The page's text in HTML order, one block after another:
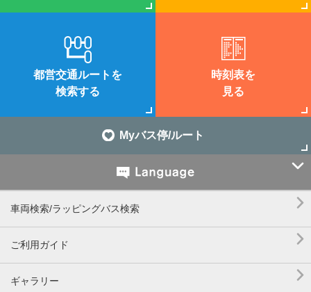
都営交通ルートを
検索する
時刻表を
見る
Myバス停/ルート

車両検索/ラッピングバス検索 
ご利用ガイド 
ギャラリー 